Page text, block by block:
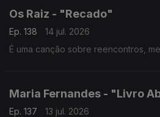
Os Raiz - "Recado"
Ep. 138
14 jul. 2026
É uma canção sobre reencontros,
Maria Fernandes - "Livro
Ep. 137 13 jul. 2026